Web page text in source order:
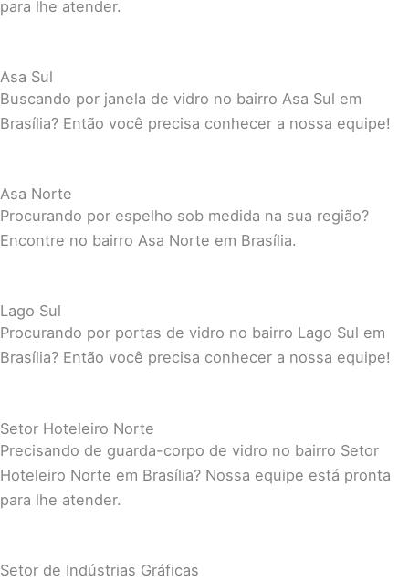
para lhe atender.
Asa Sul
Buscando por janela de vidro no bairro Asa Sul em
Brasília? Então você precisa conhecer a nossa equipe!
Asa Norte
Procurando por espelho sob medida na sua região?
Encontre no bairro Asa Norte em Brasília.
Lago Sul
Procurando por portas de vidro no bairro Lago Sul em
Brasília? Então você precisa conhecer a nossa equipe!
Setor Hoteleiro Norte
Precisando de guarda-corpo de vidro no bairro Setor
Hoteleiro Norte em Brasília? Nossa equipe está pronta
para lhe atender.
Setor de Indústrias Gráficas